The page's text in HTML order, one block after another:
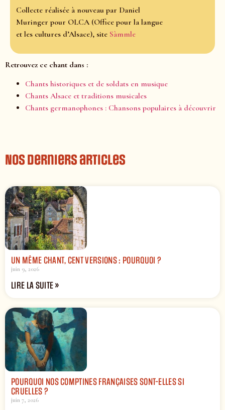
Collecte réalisée à nouveau par Daniel
Muringer pour OLCA (Office pour la langue
et les cultures d’Alsace), site Sàmmle
Retrouvez ce chant dans :
Chants historiques et de soldats en musique
Chants Alsace et traditions musicales
Chants germanophones : Chansons populaires à découvrir
Nos derniers articles
UN MÊME CHANT, CENT VERSIONS : POURQUOI ?
juin 9, 2026
LIRE LA SUITE »
POURQUOI NOS COMPTINES FRANÇAISES SONT-ELLES SI
CRUELLES ?
juin 7, 2026